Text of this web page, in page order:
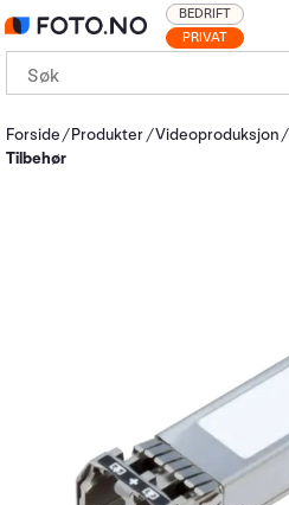
PRIVAT
BEDRIFT
Forside Produkter Videoproduksjon
Tilbehør